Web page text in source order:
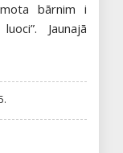
bārnim i
Jaunajā